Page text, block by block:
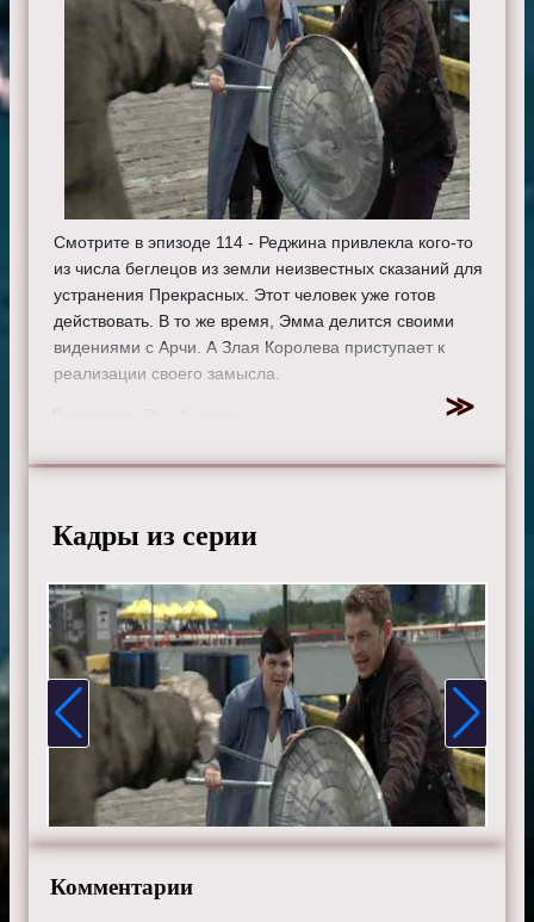
Смотрите в эпизоде 114 - Реджина привлекла кого-то
из числа беглецов из земли неизвестных сказаний для
устранения Прекрасных. Этот человек уже готов
действовать. В то же время, Эмма делится своими
видениями с Арчи. А Злая Королева приступает к
реализации своего замысла.
Лана Паррия, Джошуа Даллас, Джаред Гилмор, Роберт
Бэйли, Меган Ори, Эмили де Рэвин, Колин О'Донохью,
Майкл Реймонд-Джеймс, Майкл Сока, Ребекка Мэйдер,
Габриэль Анвар, Элисон Фернандес и Мекиа Кокс.
Смотрите онлайн 6 сезон 2 серию «Однажды в
сказке» бесплатно в хорошем HD качестве, на
телефоне, планшете, пк или телевизоре на сайте
onceupon-a-time.ru.
Кадры из серии
Комментарии